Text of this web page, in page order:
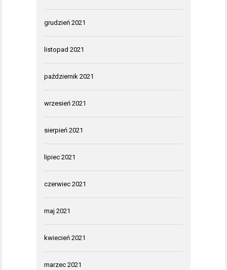
grudzień 2021
listopad 2021
październik 2021
wrzesień 2021
sierpień 2021
lipiec 2021
czerwiec 2021
maj 2021
kwiecień 2021
marzec 2021